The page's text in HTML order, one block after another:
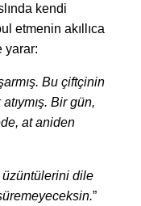
kendi
etmenin akıllıca
yarar:
Bu çiftçinin
Bir gün,
at aniden
üzüntülerini dile
”